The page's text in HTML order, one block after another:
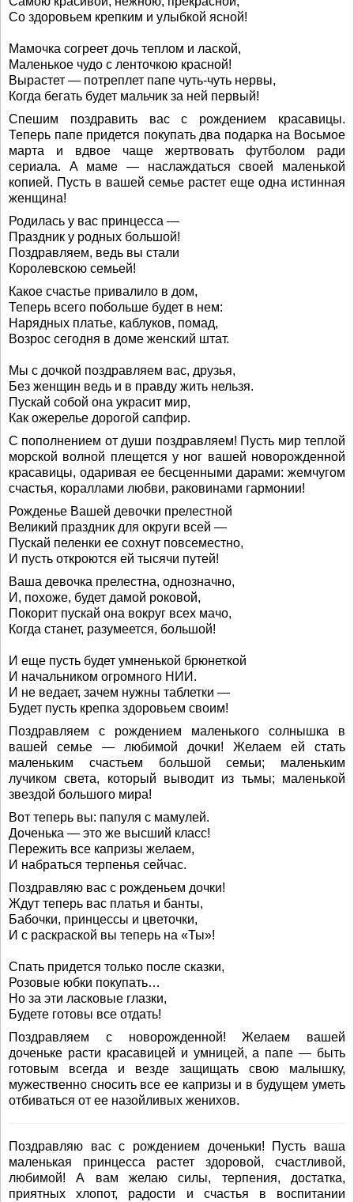
Со здоровьем крепким и улыбкой ясной!
Мамочка согреет дочь теплом и лаской,
Маленькое чудо с ленточкою красной!
Вырастет — потреплет папе чуть-чуть нервы,
Когда бегать будет мальчик за ней первый!
Спешим поздравить вас с рождением красавицы.
Теперь папе придется покупать два подарка на Восьмое
марта и вдвое чаще жертвовать футболом ради
сериала. А маме — наслаждаться своей маленькой
копией. Пусть в вашей семье растет еще одна истинная
женщина!
Родилась у вас принцесса —
Праздник у родных большой!
Поздравляем, ведь вы стали
Королевскою семьей!
Какое счастье привалило в дом,
Теперь всего побольше будет в нем:
Нарядных платье, каблуков, помад,
Возрос сегодня в доме женский штат.
Мы с дочкой поздравляем вас, друзья,
Без женщин ведь и в правду жить нельзя.
Пускай собой она украсит мир,
Как ожерелье дорогой сапфир.
С пополнением от души поздравляем! Пусть мир теплой
морской волной плещется у ног вашей новорожденной
красавицы, одаривая ее бесценными дарами: жемчугом
счастья, кораллами любви, раковинами гармонии!
Рожденье Вашей девочки прелестной
Великий праздник для округи всей —
Пускай пеленки ее сохнут повсеместно,
И пусть откроются ей тысячи путей!
Ваша девочка прелестна, однозначно,
И, похоже, будет дамой роковой,
Покорит пускай она вокруг всех мачо,
Когда станет, разумеется, большой!
И еще пусть будет умненькой брюнеткой
И начальником огромного НИИ.
И не ведает, зачем нужны таблетки —
Будет пусть крепка здоровьем своим!
Поздравляем с рождением маленького солнышка в
вашей семье — любимой дочки! Желаем ей стать
маленьким счастьем большой семьи; маленьким
лучиком света, который выводит из тьмы; маленькой
звездой большого мира!
Вот теперь вы: папуля с мамулей.
Доченька — это же высший класс!
Пережить все капризы желаем,
И набраться терпенья сейчас.
Поздравляю вас с рожденьем дочки!
Ждут теперь вас платья и банты,
Бабочки, принцессы и цветочки,
И с раскраской вы теперь на «Ты»!
Спать придется только после сказки,
Розовые юбки покупать…
Но за эти ласковые глазки,
Будете готовы все отдать!
Поздравляем с новорожденной! Желаем вашей
доченьке расти красавицей и умницей, а папе — быть
готовым всегда и везде защищать свою малышку,
мужественно сносить все ее капризы и в будущем уметь
отбиваться от ее назойливых женихов.
Поздравляю вас с рождением доченьки! Пусть ваша
маленькая принцесса растет здоровой, счастливой,
любимой! А вам желаю силы, терпения, достатка,
приятных хлопот, радости и счастья в воспитании